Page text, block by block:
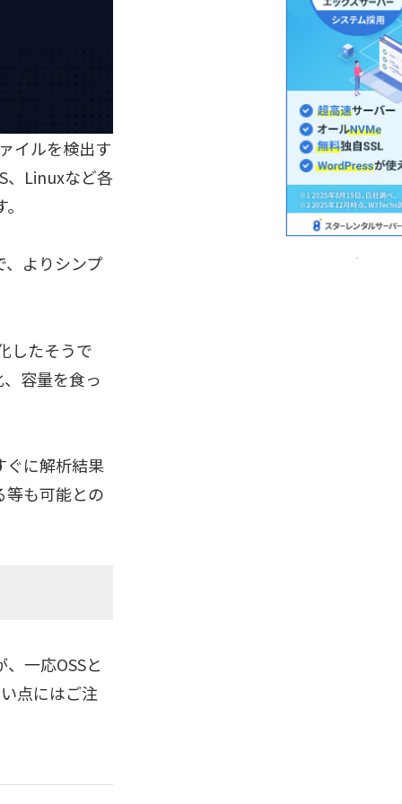
イルを検出す
、Linuxなど各
よりシンプ
したそうで
容量を食っ
ぐに解析結果
等も可能との
一応OSSと
点にはご注